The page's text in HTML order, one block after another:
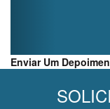
Enviar Um